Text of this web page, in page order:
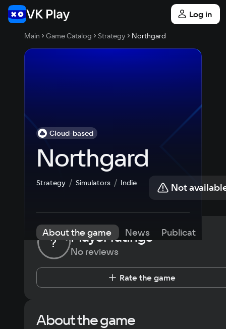
Log in
Main Game Catalog Strategy Northgard
Cloud-based
Northgard
Strategy Simulators Indie Not
About the game News Publications
? Player ratings
No reviews
Rate the game
About the game